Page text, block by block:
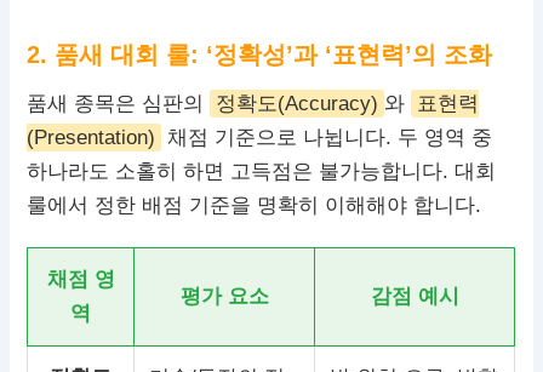
2. 품새 대회 룰: ‘정확성’과 ‘표현력’의 조화
품새 종목은 심판의 정확도(Accuracy) 와 표현력
(Presentation) 채점 기준으로 나뉩니다. 두 영역 중
하나라도 소홀히 하면 고득점은 불가능합니다. 대회
룰에서 정한 배점 기준을 명확히 이해해야 합니다.
채점 영
역
평가 요소 감점 예시